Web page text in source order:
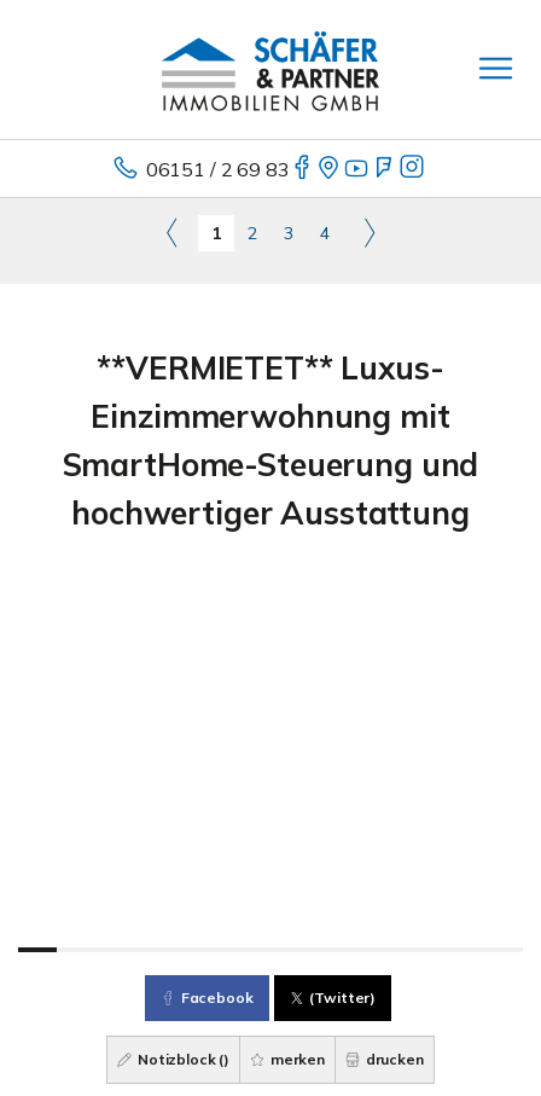
06151 / 2 69 83
1 2 3 4
**VERMIETET** Luxus-
Einzimmerwohnung mit
SmartHome-Steuerung und
hochwertiger Ausstattung
Facebook (Twitter)
Notizblock () merken drucken